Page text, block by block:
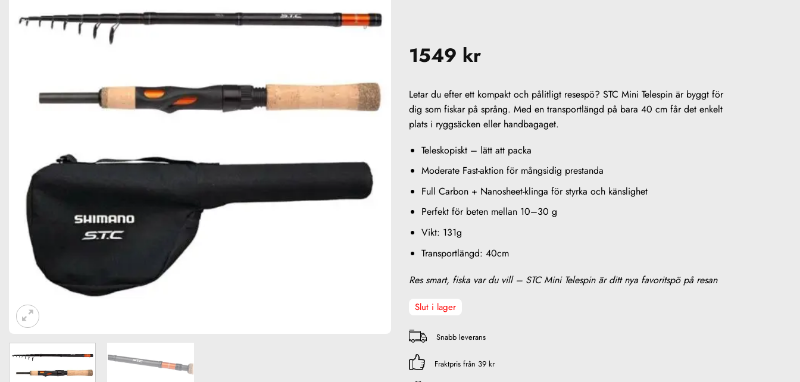
1549 kr
Letar du efter ett kompakt och pålitligt resespö? STC Mini Telespin är byggt för
dig som fiskar på språng. Med en transportlängd på bara 40 cm får det enkelt
plats i ryggsäcken eller handbagaget.
Teleskopiskt – lätt att packa
Moderate Fast-aktion för mångsidig prestanda
Full Carbon + Nanosheet-klinga för styrka och känslighet
Perfekt för beten mellan 10–30 g
Vikt: 131g
Transportlängd: 40cm
Res smart, fiska var du vill – STC Mini Telespin är ditt nya favoritspö på resan
Slut i lager
Snabb leverans
Fraktpris från 39 kr